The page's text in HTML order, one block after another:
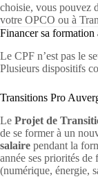
choisie, vous pouvez
votre OPCO ou à
Financer sa formation
Le CPF n’est pas le
Plusieurs dispositifs
Transitions Pro
Le Projet de
de se former à un
salaire pendant la
année ses priorités
(numérique, énergie,